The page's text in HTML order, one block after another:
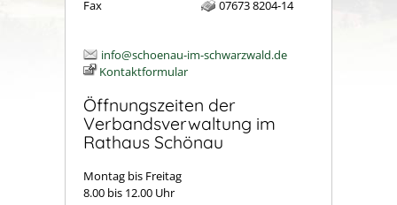
Fax
07673 8204-14
info@schoenau-im-schwarzwald.de
Kontaktformular
Öffnungszeiten der
Verbandsverwaltung im
Rathaus Schönau
Montag bis Freitag
8.00 bis 12.00 Uhr